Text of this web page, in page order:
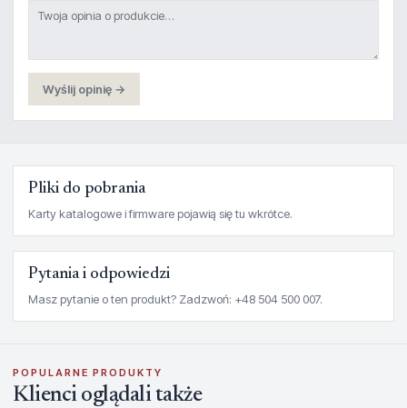
Wyślij opinię →
Pliki do pobrania
Karty katalogowe i firmware pojawią się tu wkrótce.
Pytania i odpowiedzi
Masz pytanie o ten produkt? Zadzwoń: +48 504 500 007.
POPULARNE PRODUKTY
Klienci oglądali także